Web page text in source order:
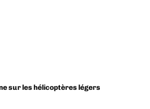
sur les hélicoptères légers